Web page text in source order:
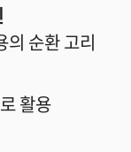
순환 고리
활용